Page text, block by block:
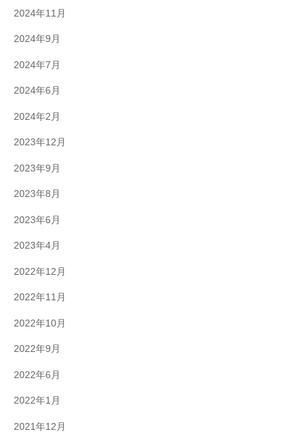
2024年11月
2024年9月
2024年7月
2024年6月
2024年2月
2023年12月
2023年9月
2023年8月
2023年6月
2023年4月
2022年12月
2022年11月
2022年10月
2022年9月
2022年6月
2022年1月
2021年12月